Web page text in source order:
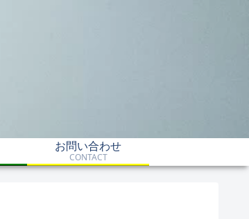
お問い合わせ
CONTACT